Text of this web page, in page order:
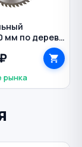
мм по дереву
рынка